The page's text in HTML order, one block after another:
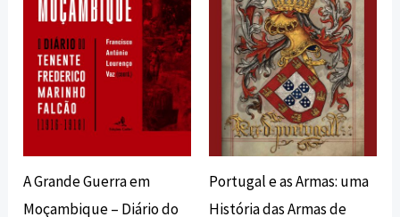
A Grande Guerra em
Moçambique – Diário do
Portugal e as Armas: uma
História das Armas de